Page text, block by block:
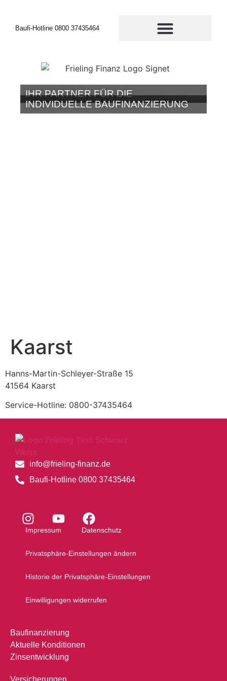
Baufi-Hotline 0800 37435464
IHR PARTNER FÜR DIE
INDIVIDUELLE BAUFINANZIERUNG
Kaarst
Hanns-Martin-Schleyer-Straße 15
41564 Kaarst
Service-Hotline: 0800-37435464
info@frieling-finanz.de
Baufi-Hotline 0800 37435464
Impressum Datenschutz
Privatsphäre-Einstellungen ändern
Historie der Privatsphäre-Einstellungen
Einwilligungen widerrufen
Baufinanzierung
Aktuelle Konditionen
Zinsentwicklung
Versicherungen